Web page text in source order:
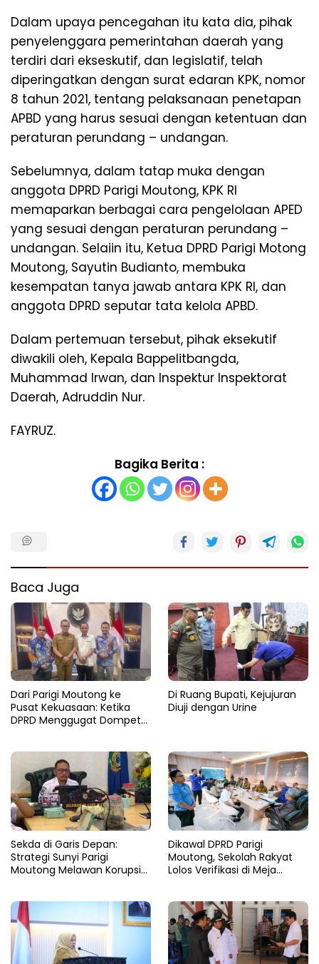
Dalam upaya pencegahan itu kata dia, pihak
penyelenggara pemerintahan daerah yang
terdiri dari ekseskutif, dan legislatif, telah
diperingatkan dengan surat edaran KPK, nomor
8 tahun 2021, tentang pelaksanaan penetapan
APBD yang harus sesuai dengan ketentuan dan
peraturan perundang – undangan.
Sebelumnya, dalam tatap muka dengan
anggota DPRD Parigi Moutong, KPK RI
memaparkan berbagai cara pengelolaan APED
yang sesuai dengan peraturan perundang –
undangan. Selaiin itu, Ketua DPRD Parigi Motong
Moutong, Sayutin Budianto, membuka
kesempatan tanya jawab antara KPK RI, dan
anggota DPRD seputar tata kelola APBD.
Dalam pertemuan tersebut, pihak eksekutif
diwakili oleh, Kepala Bappelitbangda,
Muhammad Irwan, dan Inspektur Inspektorat
Daerah, Adruddin Nur.
FAYRUZ.
Bagika Berita :
Baca Juga
Dari Parigi Moutong ke
Pusat Kekuasaan: Ketika
DPRD Menggugat Dompet
Di Ruang Bupati, Kejujuran
Diuji dengan Urine
Sekda di Garis Depan:
Strategi Sunyi Parigi
Moutong Melawan Korupsi
Dikawal DPRD Parigi
Moutong, Sekolah Rakyat
Lolos Verifikasi di Meja